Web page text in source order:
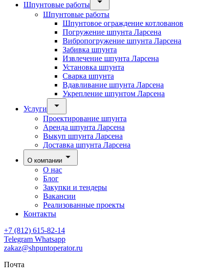
Шпунтовые работы
Шпунтовые работы
Шпунтовое ограждение котлованов
Погружение шпунта Ларсена
Вибропогружение шпунта Ларсена
Забивка шпунта
Извлечение шпунта Ларсена
Установка шпунта
Сварка шпунта
Вдавливание шпунта Ларсена
Укрепление шпунтом Ларсена
Услуги
Проектирование шпунта
Аренда шпунта Ларсена
Выкуп шпунта Ларсена
Доставка шпунта Ларсена
О компании
О нас
Блог
Закупки и тендеры
Вакансии
Реализованные проекты
Контакты
+7 (812) 615-82-14
Telegram Whatsapp
zakaz@shpuntoperator.ru
Почта